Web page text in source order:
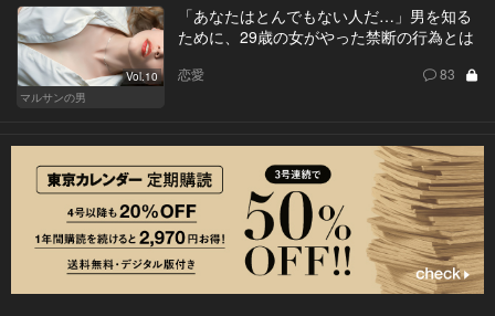
Vol.10
マルサンの男
「あなたはとんでもない人だ…」男を知る
ために、29歳の女がやった禁断の行為とは
恋愛 83